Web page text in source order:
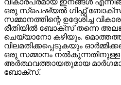
ഒരു സ്പെഷ്യൽ ഗിഫ്റ്റ്
സമ്മാനത്തിന്റെ ഉദ്ദേശിച്ച
രീതിയിൽ ബോക്സ് തന്നെ
ചെയ്യാനോ കഴിയും.
വിലമതിക്കപ്പെടുകയും
ഒരു സമ്മാനം നൽകുന്നതിനുള്ള
അർത്ഥവത്തായതുമായ
ബോക്സ്.